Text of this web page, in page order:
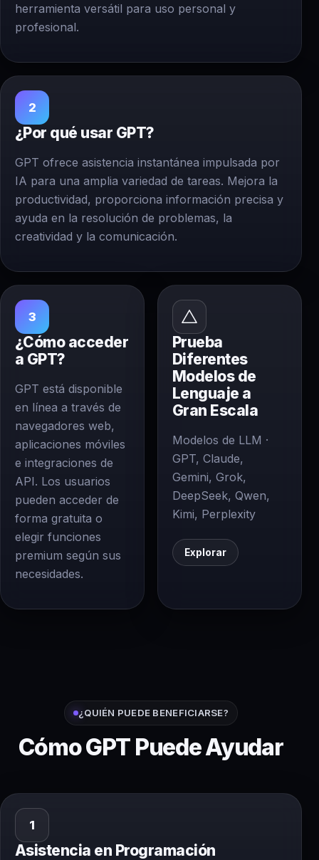
herramienta versátil para uso personal y
profesional.
2
¿Por qué usar GPT?
GPT ofrece asistencia instantánea impulsada por
IA para una amplia variedad de tareas. Mejora la
productividad, proporciona información precisa y
ayuda en la resolución de problemas, la
creatividad y la comunicación.
3
¿Cómo acceder
a GPT?
GPT está disponible
en línea a través de
navegadores web,
aplicaciones móviles
e integraciones de
API. Los usuarios
pueden acceder de
forma gratuita o
elegir funciones
premium según sus
necesidades.
Prueba
Diferentes
Modelos de
Lenguaje a
Gran Escala
Modelos de LLM ·
GPT, Claude,
Gemini, Grok,
DeepSeek, Qwen,
Kimi, Perplexity
Explorar
¿QUIÉN PUEDE BENEFICIARSE?
Cómo GPT Puede Ayudar
1
Asistencia en Programación